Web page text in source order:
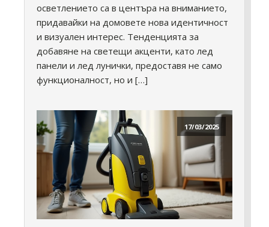
осветлението са в центъра на вниманието,
придавайки на домовете нова идентичност
и визуален интерес. Тенденцията за
добавяне на светещи акценти, като лед
панели и лед лунички, предоставя не само
функционалност, но и […]
17/03/2025